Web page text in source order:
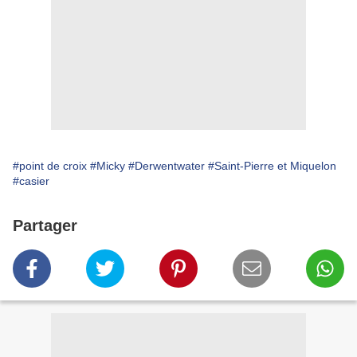
#point de croix #Micky #Derwentwater #Saint-Pierre et Miquelon
#casier
Partager